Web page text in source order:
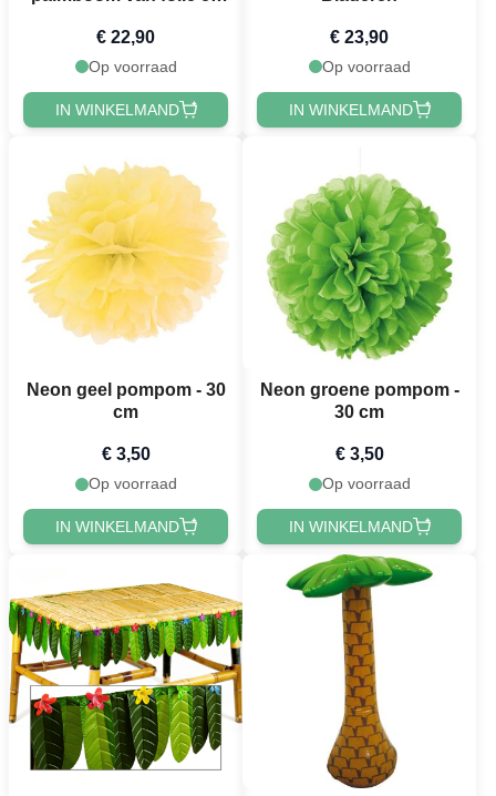
€ 22,90
Op voorraad
IN WINKELMAND
€ 23,90
Op voorraad
IN WINKELMAND
Neon geel pompom - 30
cm
€ 3,50
Op voorraad
IN WINKELMAND
Neon groene pompom -
30 cm
€ 3,50
Op voorraad
IN WINKELMAND